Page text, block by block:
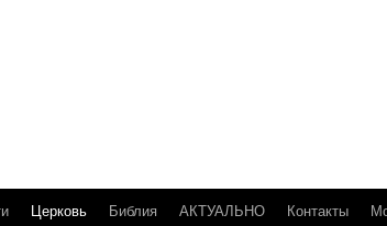
Церковь Библия АКТУАЛЬНО Контакты